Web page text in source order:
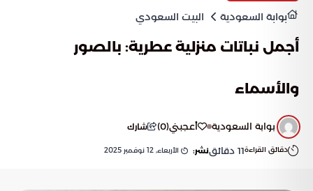
بوابة السعودية البيت السعودي
أجمل نباتات منزلية عطرية: بالصور
والأسماء
بوابة السعودية أعجبني(
0
) شارك
دقائق القراءة11 دقائقنشر: الأربعاء, 12 نوفمبر 2025